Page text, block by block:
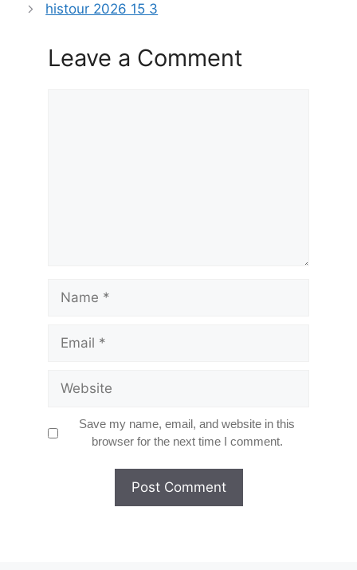
histour 2026 15 3
Leave a Comment
Name
Email
Website
Save my name, email, and website in this
browser for the next time I comment.